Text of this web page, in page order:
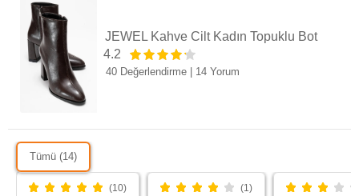
JEWEL Kahve Cilt Kadın Topuklu Bot
4.2
40 Değerlendirme 14 Yorum
Tümü (14)
(10) (1)